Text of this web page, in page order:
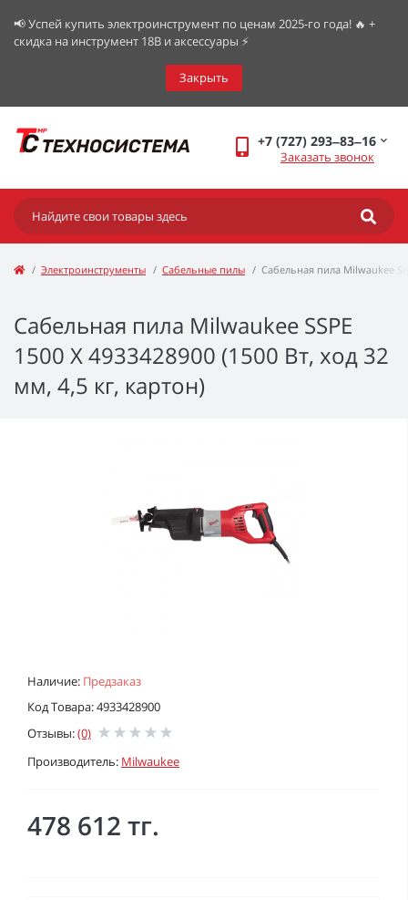
📢 Успей купить электроинструмент по ценам 2025-го года! 🔥 +
скидка на инструмент 18В и аксессуары ⚡️
Закрыть
+7 (727) 293‒83‒16
Заказать звонок
Электроинструменты Сабельные пилы Сабельная пила Milwaukee
Сабельная пила Milwaukee SSPE
1500 X 4933428900 (1500 Вт, ход 32
мм, 4,5 кг, картон)
Наличие: Предзаказ
Код Товара: 4933428900
Отзывы:(0)
Производитель: Milwaukee
478 612 тг.